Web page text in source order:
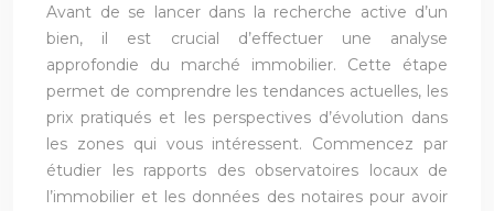
Avant de se lancer dans la recherche active d’un
bien, il est crucial d’effectuer une analyse
approfondie du marché immobilier. Cette étape
permet de comprendre les tendances actuelles, les
prix pratiqués et les perspectives d’évolution dans
les zones qui vous intéressent. Commencez par
étudier les rapports des observatoires locaux de
l’immobilier et les données des notaires pour avoir